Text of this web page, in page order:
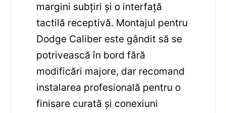
margini subțiri și o interfață
tactilă receptivă. Montajul pentru
Dodge Caliber este gândit să se
potrivească în bord fără
modificări majore, dar recomand
instalarea profesională pentru o
finisare curată și conexiuni